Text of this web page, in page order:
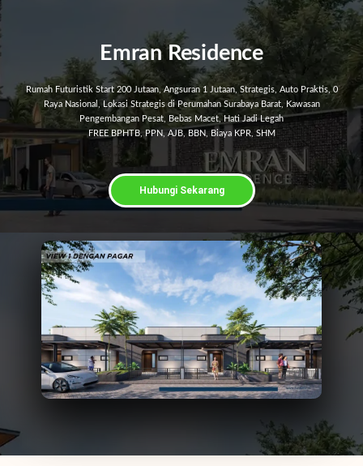
Emran Residence
Rumah Futuristik Start 200 Jutaan, Angsuran 1 Jutaan, Strategis, Auto Praktis, 0
Raya Nasional, Lokasi Strategis di Perumahan Surabaya Barat, Kawasan
Pengembangan Pesat, Bebas Macet, Hati Jadi Legah
FREE BPHTB, PPN, AJB, BBN, Biaya KPR, SHM
Hubungi Sekarang